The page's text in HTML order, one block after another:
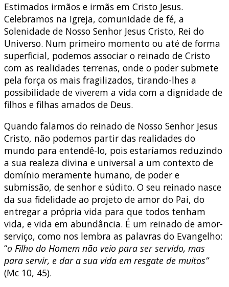
Estimados irmãos e irmãs em Cristo Jesus.
Celebramos na Igreja, comunidade de fé, a
Solenidade de Nosso Senhor Jesus Cristo, Rei do
Universo. Num primeiro momento ou até de forma
superficial, podemos associar o reinado de Cristo
com as realidades terrenas, onde o poder submete
pela força os mais fragilizados, tirando-lhes a
possibilidade de viverem a vida com a dignidade de
filhos e filhas amados de Deus.
Quando falamos do reinado de Nosso Senhor Jesus
Cristo, não podemos partir das realidades do
mundo para entendê-lo, pois estaríamos reduzindo
a sua realeza divina e universal a um contexto de
domínio meramente humano, de poder e
submissão, de senhor e súdito. O seu reinado nasce
da sua fidelidade ao projeto de amor do Pai, do
entregar a própria vida para que todos tenham
vida, e vida em abundância. É um reinado de amor-
serviço, como nos lembra as palavras do Evangelho:
“o Filho do Homem não veio para ser servido, mas
para servir, e dar a sua vida em resgate de muitos”
(Mc 10, 45).